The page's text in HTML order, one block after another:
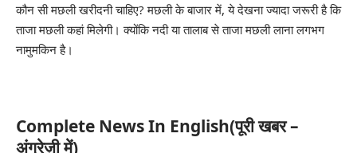
कौन सी मछली खरीदनी चाहिए? मछली के बाजार में, ये देखना ज्यादा जरूरी है कि
ताजा मछली कहां मिलेगी। क्योंकि नदी या तालाब से ताजा मछली लाना लगभग
नामुमकिन है।
Complete News In English(पूरी खबर –
अंग्रेज़ी में)